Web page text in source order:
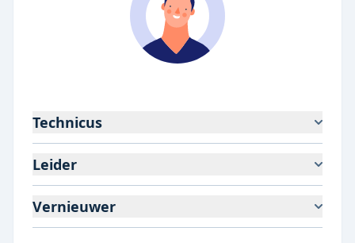
Technicus
Leider
Vernieuwer